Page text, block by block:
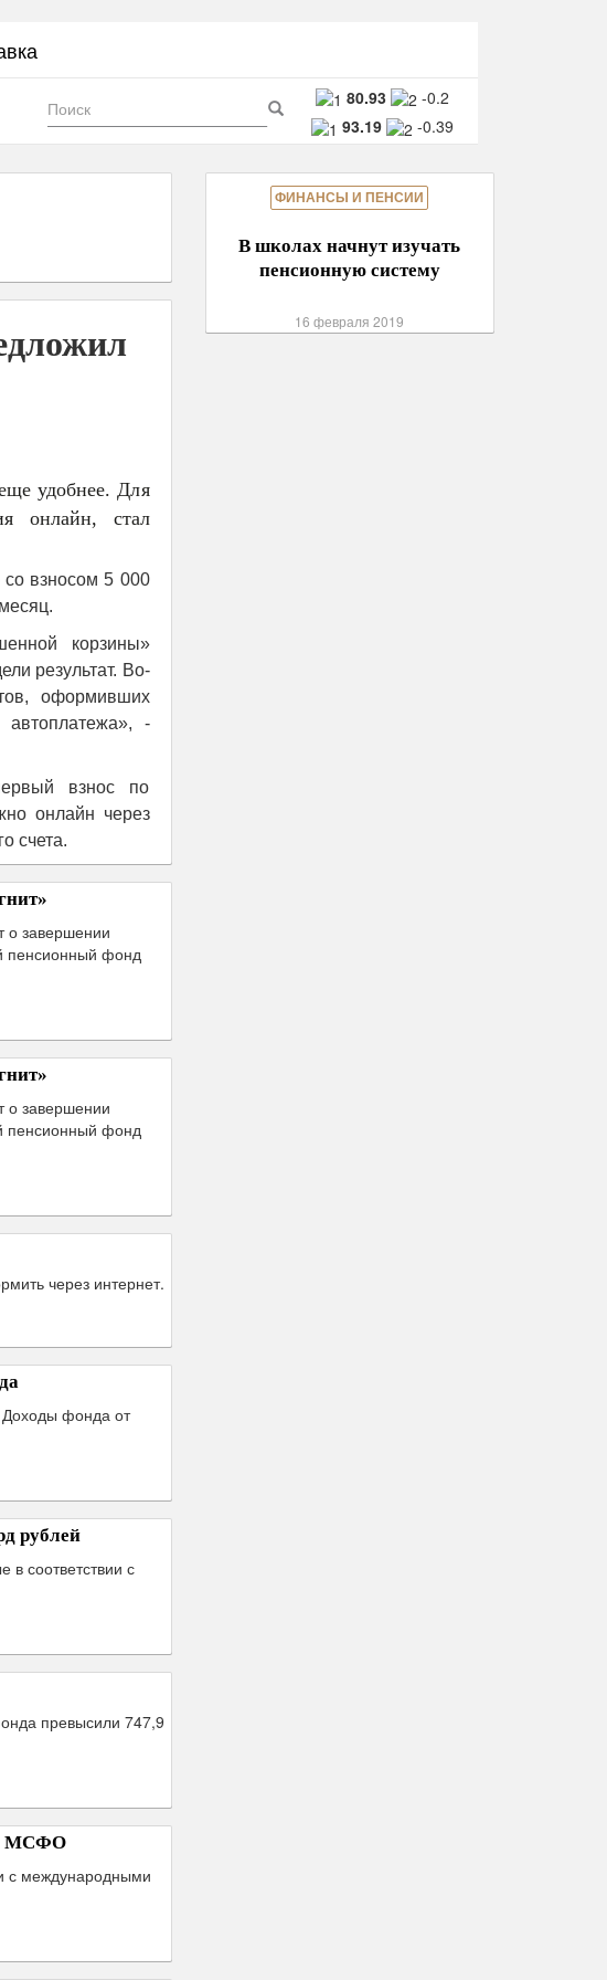
80.93
-0.2
93.19
-0.39
Форма
поиска Поиск
удобнее. Для
онлайн, стал
взносом 5 000
корзины»
результат. Во-
оформивших
-
взнос по
онлайн через
счета.
о завершении
пенсионный фонд
о завершении
пенсионный фонд
через интернет.
фонда от
рублей
соответствии с
превысили 747,9
МСФО
с международными
ФИНАНСЫ И ПЕНСИИ
В школах начнут изучать
пенсионную систему
16 февраля 2019